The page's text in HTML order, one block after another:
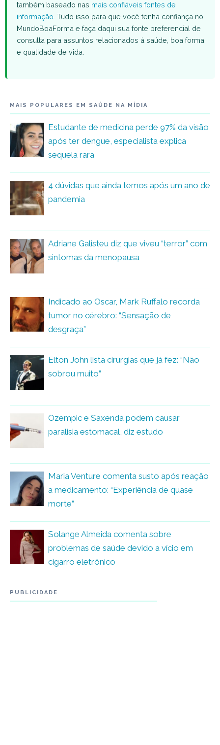
também baseado nas mais confiáveis fontes de
informação. Tudo isso para que você tenha confiança no
MundoBoaForma e faça daqui sua fonte preferencial de
consulta para assuntos relacionados à saúde, boa forma
e qualidade de vida.
MAIS POPULARES EM SAÚDE NA MÍDIA
Estudante de medicina perde 97% da visão
após ter dengue, especialista explica
sequela rara
4 dúvidas que ainda temos após um ano de
pandemia
Adriane Galisteu diz que viveu “terror” com
sintomas da menopausa
Indicado ao Oscar, Mark Ruffalo recorda
tumor no cérebro: “Sensação de
desgraça”
Elton John lista cirurgias que já fez: “Não
sobrou muito”
Ozempic e Saxenda podem causar
paralisia estomacal, diz estudo
Maria Venture comenta susto após reação
a medicamento: “Experiência de quase
morte”
Solange Almeida comenta sobre
problemas de saúde devido a vício em
cigarro eletrônico
PUBLICIDADE